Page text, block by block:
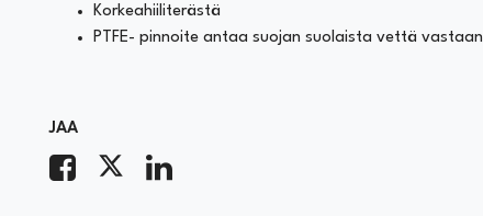
Korkeahiiliterästä
PTFE- pinnoite antaa suojan suolaista vettä vastaan
JAA